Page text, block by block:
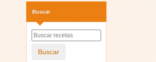
Buscar
Buscar